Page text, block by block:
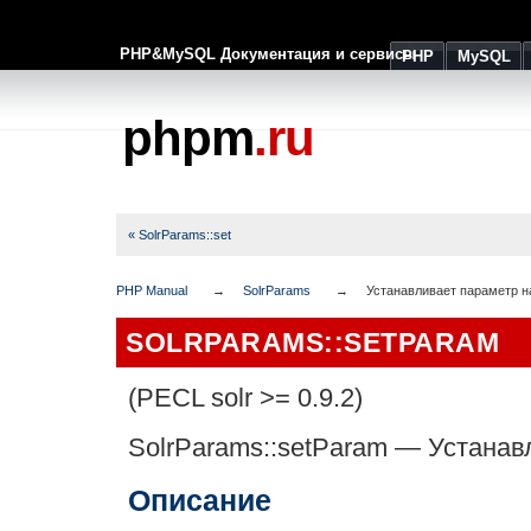
PHP&MySQL Документация и сервисыPHP MySQL
phpm.ru
« SolrParams::set
PHP Manual SolrParams Устанавливает параметр
SOLRPARAMS::SETPARAM
(PECL solr >= 0.9.2)
SolrParams::setParam —
Описание